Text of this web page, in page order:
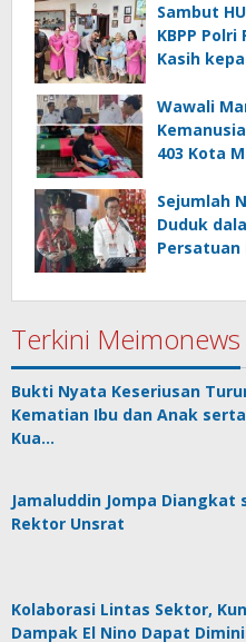
Sambut
KBPP
Kasih
Wawali
403 Kota
Sejumlah
Duduk
Persatuan
Terkini Meimonews
Bukti Nyata Keseriusan
Kematian Ibu dan Anak
Kua…
Jamaluddin Jompa Diangkat
Rektor Unsrat
Kolaborasi Lintas Sektor,
Dampak El Nino Dapat